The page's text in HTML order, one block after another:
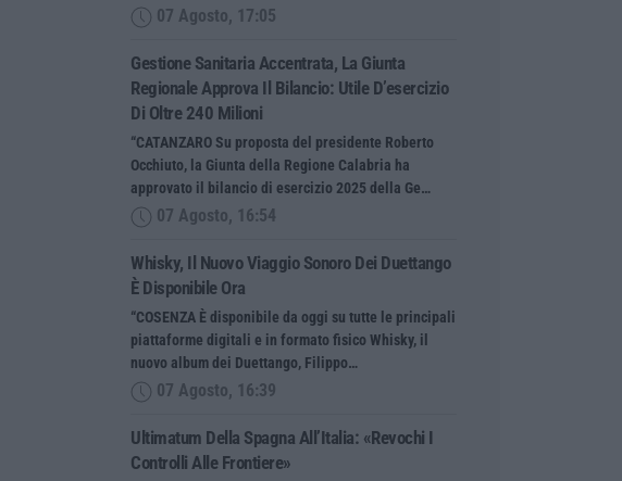
07 Agosto, 17:05
Gestione Sanitaria Accentrata, La Giunta
Regionale Approva Il Bilancio: Utile D’esercizio
Di Oltre 240 Milioni
“CATANZARO Su proposta del presidente Roberto
Occhiuto, la Giunta della Regione Calabria ha
approvato il bilancio di esercizio 2025 della Ge…
07 Agosto, 16:54
Whisky, Il Nuovo Viaggio Sonoro Dei Duettango
È Disponibile Ora
“COSENZA È disponibile da oggi su tutte le principali
piattaforme digitali e in formato fisico Whisky, il
nuovo album dei Duettango, Filippo…
07 Agosto, 16:39
Ultimatum Della Spagna All’Italia: «Revochi I
Controlli Alle Frontiere»